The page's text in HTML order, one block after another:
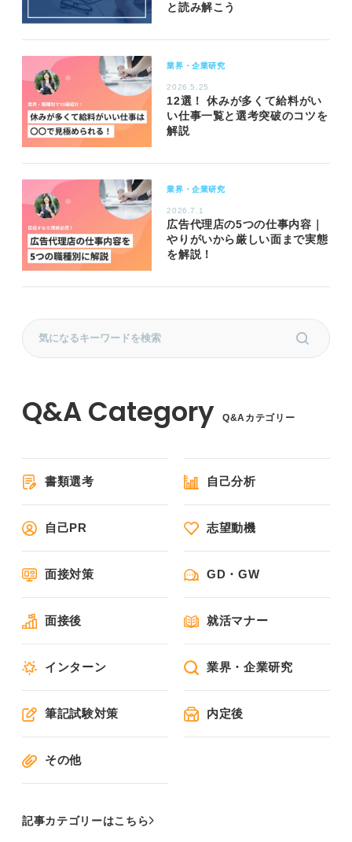
と読み解こう
業界・企業研究
2026.5.25
12選！ 休みが多くて給料がい
い仕事一覧と選考突破のコツを
解説
業界・企業研究
2026.7.1
広告代理店の5つの仕事内容｜
やりがいから厳しい面まで実態
を解説！
Q&Aカテゴリー
書類選考 自己分析
自己PR 志望動機
面接対策 GD・GW
面接後 就活マナー
インターン 業界・企業研究
筆記試験対策 内定後
その他
記事カテゴリーはこちら